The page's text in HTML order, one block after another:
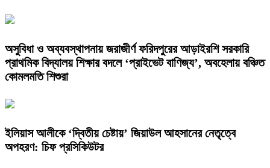
অসুবিধা ও অব্যবস্থাপনায় জরাজীর্ণ ফরিদপুরের আড়াইরশি সরকারি
প্রাথমিক বিদ্যালয় শিক্ষার বদলে ‘প্রাইভেট বাণিজ্য’, অবহেলায় বঞ্চিত
কোমলমতি শিশুরা
ইলিয়াস আলীকে ‘দ্বিতীয় চেষ্টায়’ জিয়াউল আহসানের নেতৃত্বে
অপহরণ: চিফ প্রসিকিউটর